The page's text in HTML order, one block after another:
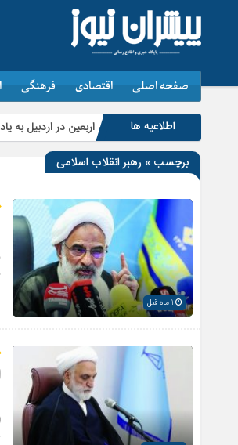
صفحه اصلی اقتصادی فرهنگی
اطلاعیه ها
جاماندگان اربعین در اردبیل به یاد کربلا
برچسب » رهبر انقلاب اسلامی